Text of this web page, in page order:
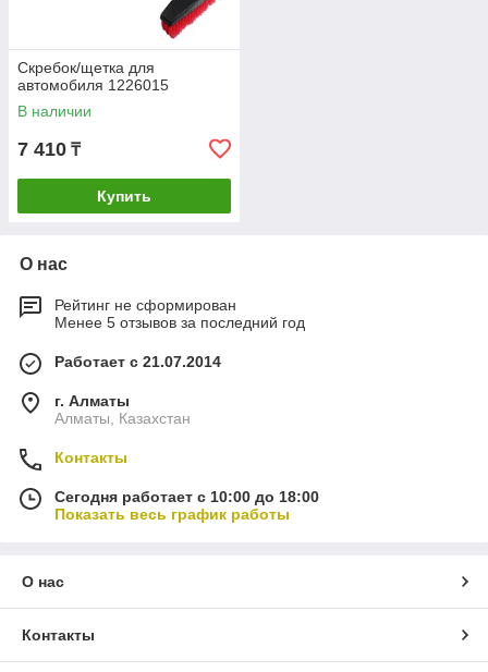
Cкребок/щетка для
автомобиля 1226015
В наличии
7 410 ₸
Купить
О нас
Рейтинг не сформирован
Менее 5 отзывов за последний год
Работает с 21.07.2014
г. Алматы
Алматы, Казахстан
Контакты
Сегодня работает с 10:00 до 18:00
Показать весь график работы
О нас
Контакты